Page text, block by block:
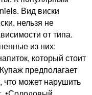
Вид виски
нельзя не
от типа.
из них:
который стоит
предполагает
что может нарушить